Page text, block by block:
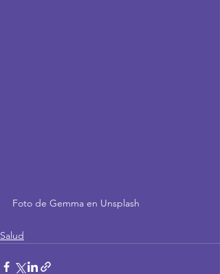
Foto de Gemma en Unsplash
Salud